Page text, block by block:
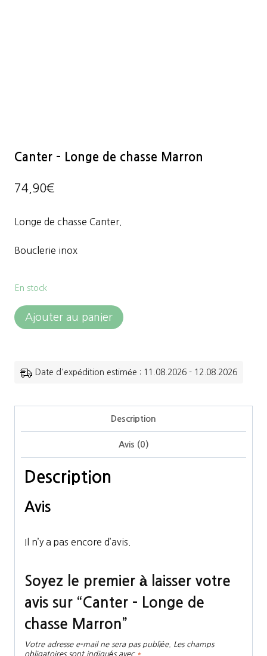
Canter – Longe de chasse Marron
74,90€
Longe de chasse Canter.
Bouclerie inox
En stock
quantité
Ajouter au panier
Date d'expédition estimée : 11.08.2026 - 12.08.2026
Description
Avis (0)
Description
Avis
Il n’y a pas encore d’avis.
Soyez le premier à laisser votre
avis sur “Canter – Longe de
chasse Marron”
Votre adresse e-mail ne sera pas publiée.
Les champs
obligatoires sont indiqués avec *